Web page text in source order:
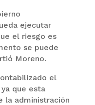
ejecutar
el riesgo es
se puede
Moreno.
el
que esta
la administración